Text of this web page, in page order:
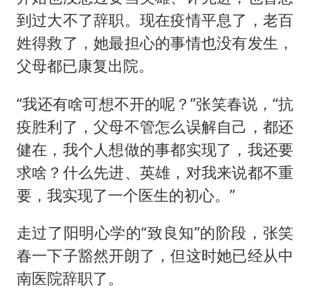
到过大不了辞职。现在疫情平息了，老百
姓得救了，她最担心的事情也没有发生，
父母都已康复出院。
“我还有啥可想不开的呢？”张笑春说，“抗
疫胜利了，父母不管怎么误解自己，都还
健在，我个人想做的事都实现了，我还要
求啥？什么先进、英雄，对我来说都不重
要，我实现了一个医生的初心。”
走过了阳明心学的“致良知”的阶段，张笑
春一下子豁然开朗了，但这时她已经从中
南医院辞职了。